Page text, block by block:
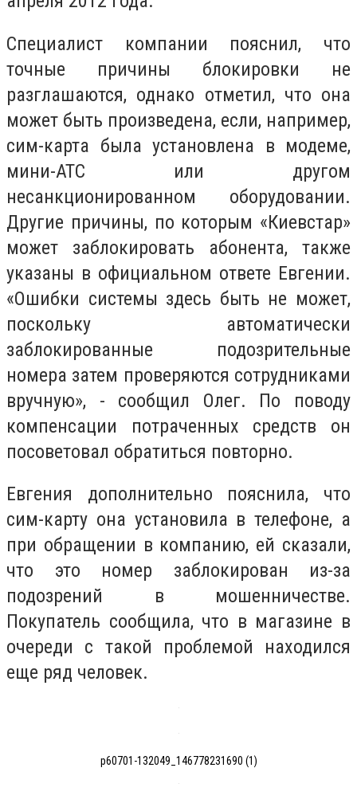
Специалист компании пояснил, что
точные причины блокировки не
разглашаются, однако отметил, что она
может быть произведена, если, например,
сим-карта была установлена в модеме,
мини-АТС или другом
несанкционированном оборудовании.
Другие причины, по которым «Киевстар»
может заблокировать абонента, также
указаны в официальном ответе Евгении.
«Ошибки системы здесь быть не может,
поскольку автоматически
заблокированные подозрительные
номера затем проверяются сотрудниками
вручную», - сообщил Олег. По поводу
компенсации потраченных средств он
посоветовал обратиться повторно.
Евгения дополнительно пояснила, что
сим-карту она установила в телефоне, а
при обращении в компанию, ей сказали,
что это номер заблокирован из-за
подозрений в мошенничестве.
Покупатель сообщила, что в магазине в
очереди с такой проблемой находился
еще ряд человек.
p60701-132049_146778231690 (1)